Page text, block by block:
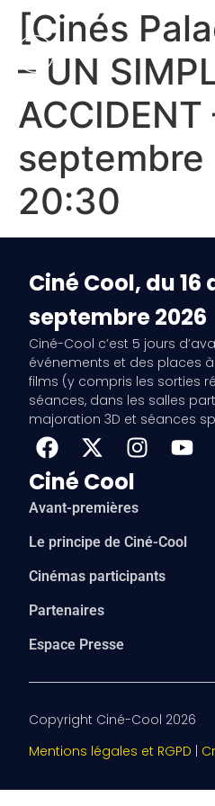
[Cinés
– UN
ACCIDENT
septembre
20:30
Ciné Cool, du 16
septembre 2026
Ciné-Cool c’est 5 jours
événements et des places
films (y compris les sorties
séances, dans les salles
majoration 3D et séances
Ciné Cool
Avant-premières
Le principe de Ciné-Cool
Cinémas participants
Partenaires
Espace Presse
Copyright Ciné-Cool 2026
Mentions légales et RGPD